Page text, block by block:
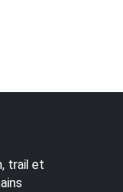
trail et